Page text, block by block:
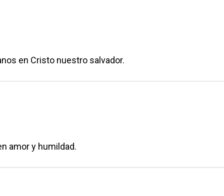
en Cristo nuestro salvador.
amor y humildad.